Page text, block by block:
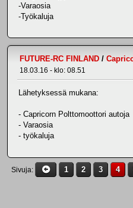
-Varaosia
-Työkaluja
FUTURE-RC FINLAND /
18.03.16 - klo: 08.51
Lähetyksessä mukana:
- Capricorn Polttomoottori autoja
- Varaosia
- työkaluja
Sivuja 1 2 3 4